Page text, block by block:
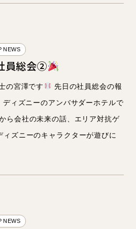
NEWS
員総会②
の宮澤です
先日の社員総会の報
ィズニーのアンバサダーホテルで
ら会社の未来の話、エリア対抗ゲ
ィズニーのキャラクターが遊びに
NEWS